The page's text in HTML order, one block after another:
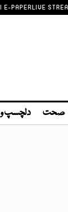
E-PAPERLIVE
صحت دلچسپ